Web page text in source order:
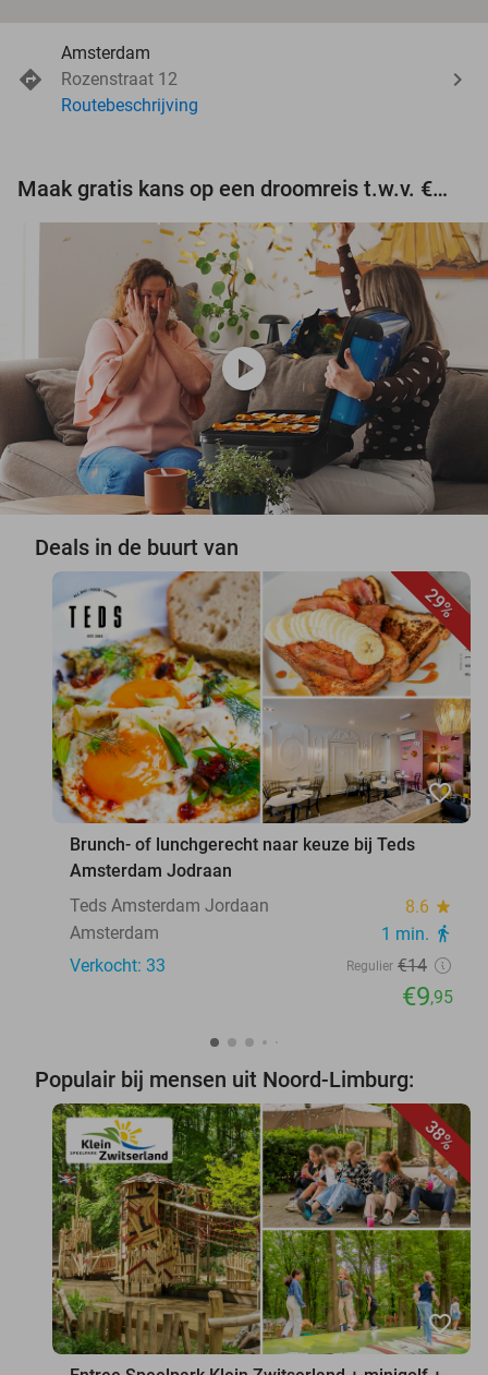
Amsterdam
Rozenstraat 12
Routebeschrijving
Maak gratis kans op een droomreis t.w.v. €3.000!
play_circle
Deals in de buurt van
29%
favorite_border
Brunch- of lunchgerecht naar keuze bij Teds
Amsterdam Jodraan
Teds Amsterdam Jordaan
8.6 star
Amsterdam 1 min. directions_walk
Verkocht: 33 Regulier €14
€9,95
Populair bij mensen uit Noord-Limburg:
38%
favorite_border